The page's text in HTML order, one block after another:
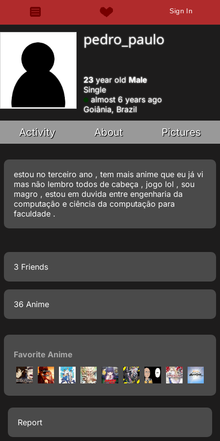
Sign In
pedro_paulo
23year old Male
Single
almost 6 years ago
Goiânia, Brazil
Activity About Pictures
estou no terceiro ano , tem mais anime que eu já vi
mas não lembro todos de cabeça , jogo lol , sou
magro , estou em duvida entre engenharia da
computação e ciência da computação para
faculdade .
3 Friends
36 Anime
Favorite Anime
Report